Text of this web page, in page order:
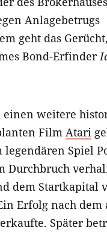
Anlagebetrugs
geht das
Bond-Erfinder
weitere
Film Atari
legendären Spiel
Durchbruch
dem Startkapital
Erfolg nach
Später